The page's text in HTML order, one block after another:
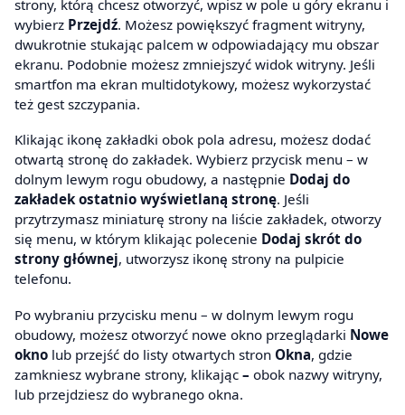
strony, którą chcesz otworzyć, wpisz w pole u góry ekranu i
wybierz Przejdź. Możesz powiększyć fragment witryny,
dwukrotnie stukając palcem w odpowiadający mu obszar
ekranu. Podobnie możesz zmniejszyć widok witryny. Jeśli
smartfon ma ekran multidotykowy, możesz wykorzystać
też gest szczypania.
Klikając ikonę zakładki obok pola adresu, możesz dodać
otwartą stronę do zakładek. Wybierz przycisk menu – w
dolnym lewym rogu obudowy, a następnie Dodaj do
zakładek ostatnio wyświetlaną stronę. Jeśli
przytrzymasz miniaturę strony na liście zakładek, otworzy
się menu, w którym klikając polecenie Dodaj skrót do
strony głównej, utworzysz ikonę strony na pulpicie
telefonu.
Po wybraniu przycisku menu – w dolnym lewym rogu
obudowy, możesz otworzyć nowe okno przeglądarki Nowe
okno lub przejść do listy otwartych stron Okna, gdzie
zamkniesz wybrane strony, klikając – obok nazwy witryny,
lub przejdziesz do wybranego okna.